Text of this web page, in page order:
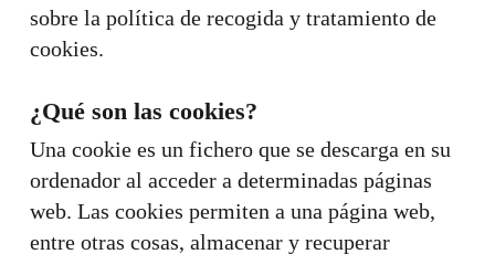
sobre la política de recogida y tratamiento de
cookies.
¿Qué son las cookies?
Una cookie es un fichero que se descarga en su
ordenador al acceder a determinadas páginas
web. Las cookies permiten a una página web,
entre otras cosas, almacenar y recuperar